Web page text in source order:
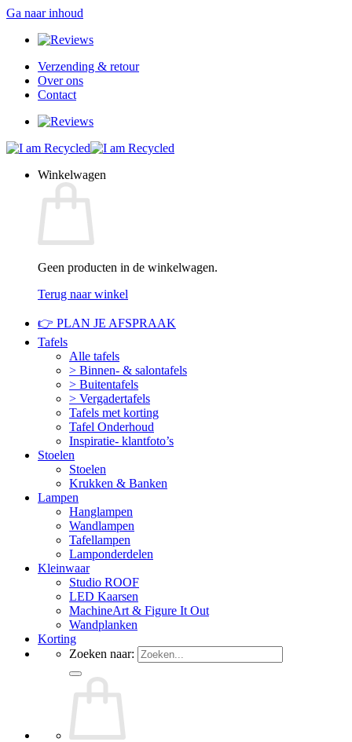
Ga naar inhoud
Verzending & retour
Over ons
Contact
Winkelwagen
Geen producten in de winkelwagen.
Terug naar winkel
👉 PLAN JE AFSPRAAK
Tafels
Alle tafels
> Binnen- & salontafels
> Buitentafels
> Vergadertafels
Tafels met korting
Tafel Onderhoud
Inspiratie- klantfoto’s
Stoelen
Stoelen
Krukken & Banken
Lampen
Hanglampen
Wandlampen
Tafellampen
Lamponderdelen
Kleinwaar
Studio ROOF
LED Kaarsen
MachineArt & Figure It Out
Wandplanken
Korting
Zoeken naar: